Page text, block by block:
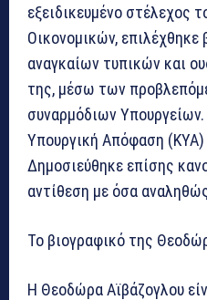
εξειδικευμένο στέλεχος
Οικονομικών,
αναγκαίων τυπικών και
της, μέσω των
συναρμόδιων
Υπουργική Απόφαση (ΚΥΑ)
Δημοσιεύθηκε επίσης
αντίθεση με όσα
Το βιογραφικό της
Η Θεοδώρα Αϊβάζογλου